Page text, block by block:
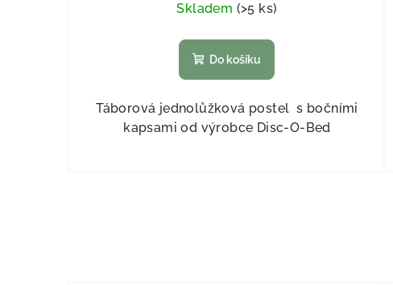
Skladem (>5 ks)
Do košíku
Táborová jednolůžková postel s bočními
kapsami od výrobce Disc-O-Bed